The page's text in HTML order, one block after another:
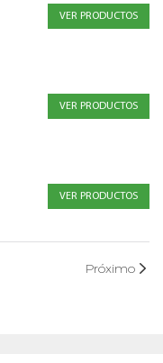
VER PRODUCTOS
VER PRODUCTOS
VER PRODUCTOS
Próximo